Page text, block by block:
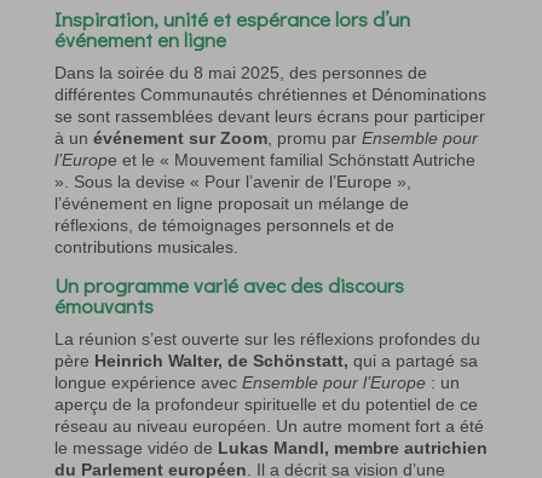
Inspiration, unité et espérance lors d’un
événement en ligne
Dans la soirée du 8 mai 2025, des personnes de
différentes Communautés chrétiennes et Dénominations
se sont rassemblées devant leurs écrans pour participer
à un événement sur Zoom, promu par Ensemble pour
l’Europe et le « Mouvement familial Schönstatt Autriche
». Sous la devise « Pour l’avenir de l’Europe »,
l’événement en ligne proposait un mélange de
réflexions, de témoignages personnels et de
contributions musicales.
Un programme varié avec des discours
émouvants
La réunion s’est ouverte sur les réflexions profondes du
père Heinrich Walter, de Schönstatt, qui a partagé sa
longue expérience avec Ensemble pour l’Europe: un
aperçu de la profondeur spirituelle et du potentiel de ce
réseau au niveau européen. Un autre moment fort a été
le message vidéo de Lukas Mandl, membre autrichien
du Parlement européen . Il a décrit sa vision d’une